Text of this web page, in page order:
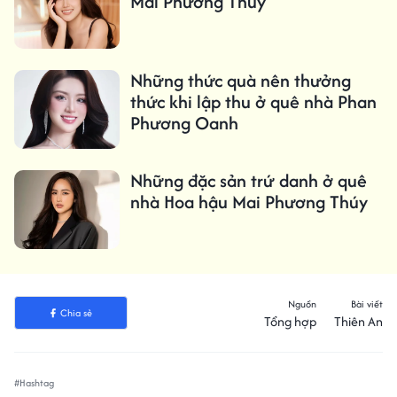
Những thức quà nên thưởng
thức khi lập thu ở quê nhà Phan
Phương Oanh
Những đặc sản trứ danh ở quê
nhà Hoa hậu Mai Phương Thúy
Chia sẻ
Nguồn
Tổng hợp
Bài viết
Thiên An
#Hashtag